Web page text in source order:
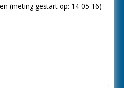
(meting gestart op: 14-05-16)